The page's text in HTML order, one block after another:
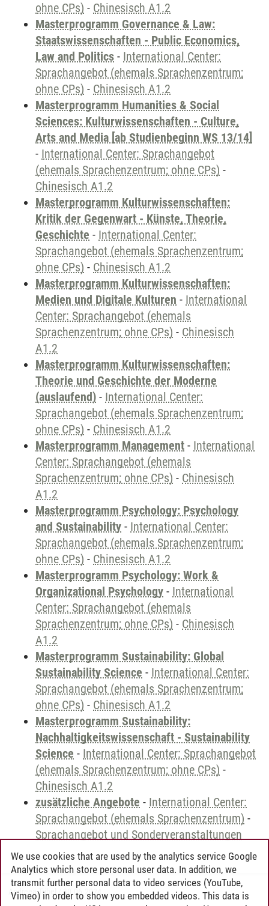
ohne CPs) - Chinesisch A1.2
Masterprogramm Governance & Law:
Staatswissenschaften - Public Economics,
Law and Politics - International Center:
Sprachangebot (ehemals Sprachenzentrum;
ohne CPs) - Chinesisch A1.2
Masterprogramm Humanities & Social
Sciences: Kulturwissenschaften - Culture,
Arts and Media [ab Studienbeginn WS 13/14]
- International Center: Sprachangebot
(ehemals Sprachenzentrum; ohne CPs) -
Chinesisch A1.2
Masterprogramm Kulturwissenschaften:
Kritik der Gegenwart - Künste, Theorie,
Geschichte - International Center:
Sprachangebot (ehemals Sprachenzentrum;
ohne CPs) - Chinesisch A1.2
Masterprogramm Kulturwissenschaften:
Medien und Digitale Kulturen - International
Center: Sprachangebot (ehemals
Sprachenzentrum; ohne CPs) - Chinesisch
A1.2
Masterprogramm Kulturwissenschaften:
Theorie und Geschichte der Moderne
(auslaufend) - International Center:
Sprachangebot (ehemals Sprachenzentrum;
ohne CPs) - Chinesisch A1.2
Masterprogramm Management - International
Center: Sprachangebot (ehemals
Sprachenzentrum; ohne CPs) - Chinesisch
A1.2
Masterprogramm Psychology: Psychology
and Sustainability - International Center:
Sprachangebot (ehemals Sprachenzentrum;
ohne CPs) - Chinesisch A1.2
Masterprogramm Psychology: Work &
Organizational Psychology - International
Center: Sprachangebot (ehemals
Sprachenzentrum; ohne CPs) - Chinesisch
A1.2
Masterprogramm Sustainability: Global
Sustainability Science - International Center:
Sprachangebot (ehemals Sprachenzentrum;
ohne CPs) - Chinesisch A1.2
Masterprogramm Sustainability:
Nachhaltigkeitswissenschaft - Sustainability
Science - International Center: Sprachangebot
(ehemals Sprachenzentrum; ohne CPs) -
Chinesisch A1.2
zusätzliche Angebote - International Center:
Sprachangebot (ehemals Sprachenzentrum) -
Sprachangebot und Sonderveranstaltungen
Andreea Tribel 30.06.2024
We use cookies that are used by the analytics service Google
Analytics which store personal user data. In addition, we
transmit further personal data to video services (YouTube,
Vimeo) in order to show you embedded videos. This data is